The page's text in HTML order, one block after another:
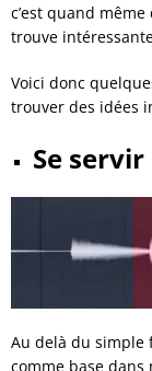
c’est quand
trouve
Voici donc
trouver des idées
Se
Au delà du simple
comme base